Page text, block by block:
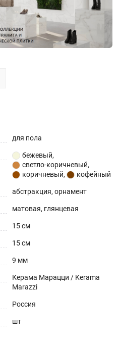
для пола
бежевый,
светло-коричневый,
коричневый, кофейный
абстракция, орнамент
матовая, глянцевая
15 см
15 см
9 мм
Керама Марацци / Kerama
Marazzi
Россия
шт